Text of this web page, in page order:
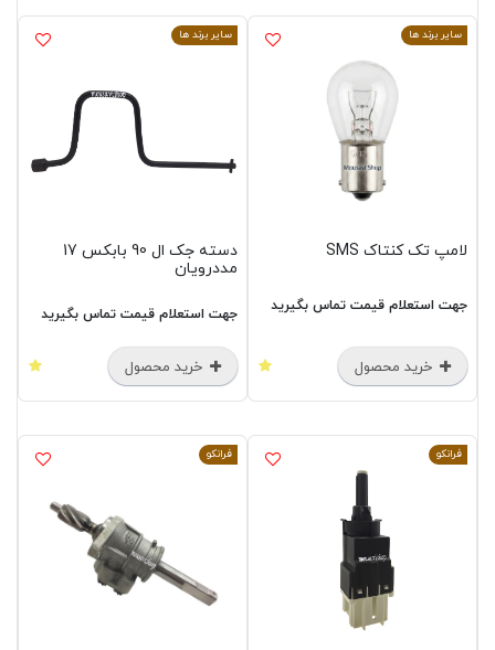
سایر برند ها
لامپ تک کنتاک SMS
جهت استعلام قیمت تماس بگیرید
خرید محصول
سایر برند ها
دسته جک ال 90 بابکس 17
مددرویان
جهت استعلام قیمت تماس بگیرید
خرید محصول
فرانکو فرانکو